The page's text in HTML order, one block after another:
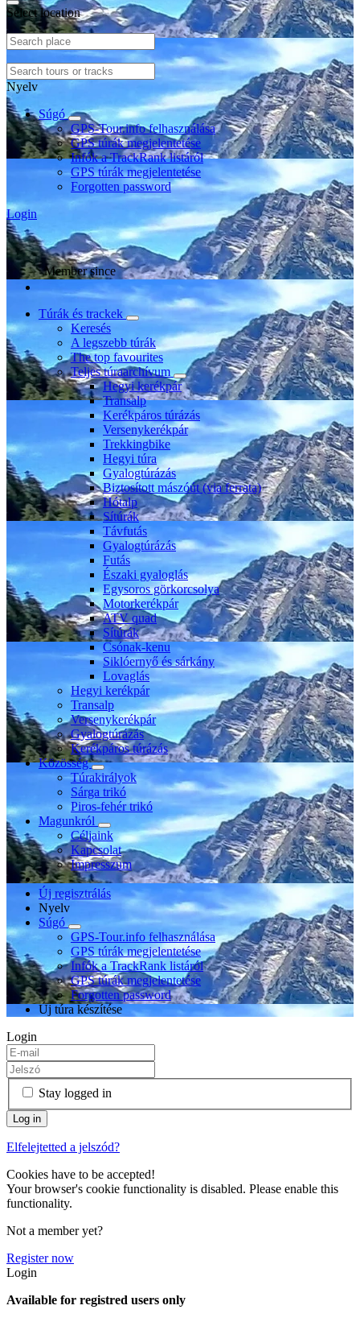
Select location
Nyelv
Súgó
GPS-Tour.info felhasználása
GPS túrák megjelentetése
Infók a TrackRank listáról
GPS túrák megjelentetése
Forgotten password
Login
Member since
Túrák és trackek
Keresés
A legszebb túrák
The top favourites
Teljes túraarchívum
Hegyi kerékpár
Transalp
Kerékpáros túrázás
Versenykerékpár
Trekkingbike
Hegyi túra
Gyalogtúrázás
Biztosított mászóút (via ferrata)
Hótalp
Sítúrák
Távfutás
Gyalogtúrázás
Futás
Északi gyaloglás
Egysoros görkorcsolya
Motorkerékpár
ATV quad
Sítúrák
Csónak-kenu
Siklóernyő és sárkány
Lovaglás
Hegyi kerékpár
Transalp
Versenykerékpár
Gyalogtúrázás
Kerékpáros túrázás
Közösség
Túrakirályok
Sárga trikó
Piros-fehér trikó
Magunkról
Céljaink
Kapcsolat
Impresszum
Új regisztrálás
Nyelv
Súgó
GPS-Tour.info felhasználása
GPS túrák megjelentetése
Infók a TrackRank listáról
GPS túrák megjelentetése
Forgotten password
Új túra készítése
Login
Stay logged in
Elfelejtetted a jelszód?
Cookies have to be accepted!
Your browser's cookie functionality is disabled. Please enable this
functionality.
Not a member yet?
Register now
Login
Available for registred users only